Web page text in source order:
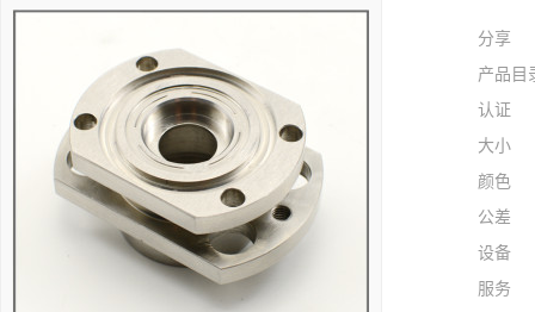
分享
产品目
认证
大小
颜色
公差
设备
服务